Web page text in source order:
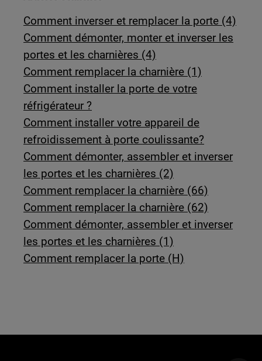
Comment inverser et remplacer la porte (4)
Comment démonter, monter et inverser les
portes et les charnières (4)
Comment remplacer la charnière (1)
Comment installer la porte de votre
réfrigérateur ?
Comment installer votre appareil de
refroidissement à porte coulissante?
Comment démonter, assembler et inverser
les portes et les charnières (2)
Comment remplacer la charnière (66)
Comment remplacer la charnière (62)
Comment démonter, assembler et inverser
les portes et les charnières (1)
Comment remplacer la porte (H)